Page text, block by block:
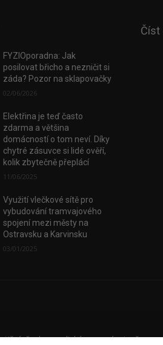
FYZIOporadna: Jak
posilovat břicho a nezničit si
záda? Pozor na sklapovačky
02/06/2026
Elektřina je teď často
zdarma a většina
domácností o tom neví. Díky
chytré zásuvce si lidé ověří,
kolik zbytečně přeplácí
11/06/2025
Využití vlečkové sítě pro
vybudování tramvajového
spojení mezi městy na
Ostravsku a Karvinsku
03/01/2025
Číst
česko-anglický magazín, jenž